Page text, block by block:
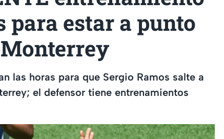
para estar a punto
las horas para que Sergio Ramos salte a
el defensor tiene entrenamientos